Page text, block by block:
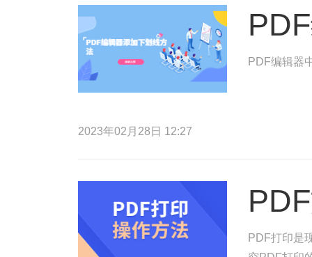
PDF编辑器
2023年02月28日 12:27
PDF打印是